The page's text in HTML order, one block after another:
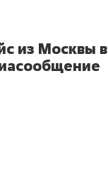
из Москвы в
решения»